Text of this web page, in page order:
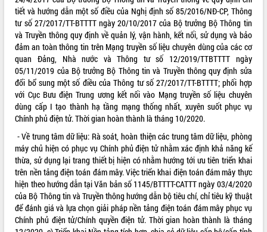
tiết và hướng dẫn một số điều của Nghị định số 85/2016/NĐ-CP, Thông
tư số 27/2017/TT-BTTTT ngày 20/10/2017 của Bộ trưởng Bộ Thông tin
và Truyền thông quy định về quản lý, vận hành, kết nối, sử dụng và bảo
đảm an toàn thông tin trên Mạng truyền số liệu chuyên dùng của các cơ
quan Đảng, Nhà nước và Thông tư số 12/2019/TTBTTTT ngày
05/11/2019 của Bộ trưởng Bộ Thông tin và Truyền thông quy định sửa
đổi bổ sung một số điều của Thông tư số 27/2017/TT-BTTTT; phối hợp
với Cục Bưu điện Trung ương kết nối vào Mạng truyền số liệu chuyên
dùng cấp I tạo thành hạ tầng mạng thống nhất, xuyên suốt phục vụ
Chính phủ điện tử. Thời gian hoàn thành là tháng 10/2020.
- Về trung tâm dữ liệu: Rà soát, hoàn thiện các trung tâm dữ liệu, phòng
máy chủ hiện có phục vụ Chính phủ điện tử nhằm xác định khả năng kế
thừa, sử dụng lại trang thiết bị hiện có nhằm hướng tới ưu tiên triển khai
trên nền tảng điện toán đám mây. Việc triển khai điện toán đám mây thực
hiện theo hướng dẫn tại Văn bản số 1145/BTTTT-CATTT ngày 03/4/2020
của Bộ Thông tin và Truyền thông hướng dẫn bộ tiêu chí, chỉ tiêu kỹ thuật
để đánh giá và lựa chọn giải pháp nền tảng điện toán đám mây phục vụ
Chính phủ điện tử/Chính quyền điện tử. Thời gian hoàn thành là tháng